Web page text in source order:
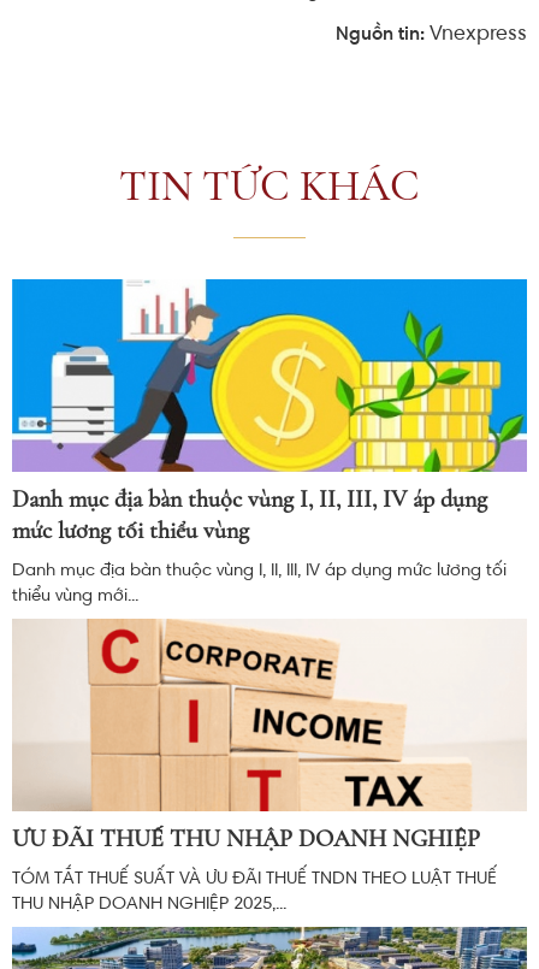
Nguồn tin: Vnexpress
TIN TỨC KHÁC
Danh mục địa bàn thuộc vùng I, II, III, IV áp dụng
mức lương tối thiểu vùng
Danh mục địa bàn thuộc vùng I, II, III, IV áp dụng mức lương tối
thiểu vùng mới...
ƯU ĐÃI THUẾ THU NHẬP DOANH NGHIỆP
TÓM TẮT THUẾ SUẤT VÀ ƯU ĐÃI THUẾ TNDN THEO LUẬT THUẾ
THU NHẬP DOANH NGHIỆP 2025,...